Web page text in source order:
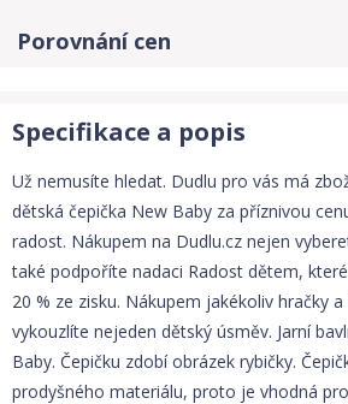
Porovnání cen
Specifikace a popis
Už nemusíte hledat. Dudlu pro vás má
dětská čepička New Baby za příznivou
radost. Nákupem na Dudlu.cz nejen
také podpoříte nadaci Radost dětem,
20 % ze zisku. Nákupem jakékoliv hračky
vykouzlíte nejeden dětský úsměv. Jarní
Baby. Čepičku zdobí obrázek rybičky.
prodyšného materiálu, proto je vhodná